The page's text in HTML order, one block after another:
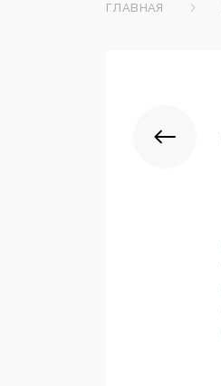
ГЛАВНАЯ